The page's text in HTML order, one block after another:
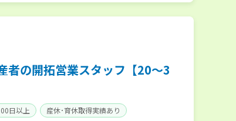
者の開拓営業スタッフ【20～3
日以上
産休･育休取得実績あり